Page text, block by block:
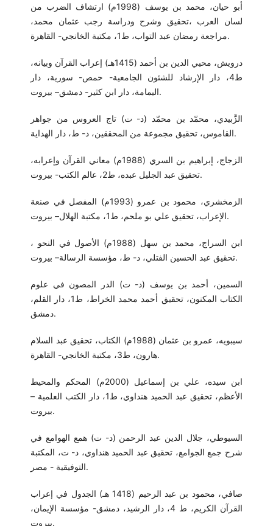
أبو حيان، محمد بن يوسف (1998م) ارتشاف الضرب من
لسان العرب ،تحقيق وشرح ودراسة رجب عثمان محمد،
مراجعة رمضان عبد التواب، ط1، مكتبة الخانجي- القاهرة.
درويش، محيي الدين بن أحمد (1415هـ) إعراب القرآن وبيانه،
ط4، دار الإرشاد للشئون الجامعية- حمص- سورية، دار
اليمامة، دار ابن كثير- دمشق– بيروت.
الزَّبيدي، محمّد بن محمّد (د- ت) تاج العروس من جواهر
القاموس، تحقيق مجموعة من المحققين، د- ط، دار الهداية.
الزجاج، إبراهيم بن السري (1988م) معاني القرآن وإعرابه،
تحقيق عبد الجليل عبده، ط2، عالم الكتب- بيروت.
الزمخشري، محمود بن عمرو (1993م) المفصل في صنعة
الإعراب، تحقيق علي بو ملحم، ط1، مكتبة الهلال– بيروت.
ابن السراج، محمد بن سهل (1988م) الأصول في النحو ،
تحقيق عبد الحسين الفتلي، د- ط، مؤسسة الرسالة– بيروت.
السمين، أحمد بن يوسف (د- ت) الدر المصون في علوم
الكتاب المكنون، تحقيق أحمد محمد الخراط، ط1، دار القلم،
دمشق.
سيبويه، عمرو بن عثمان (1988م) الكتاب، تحقيق عبد السلام
هارون، ط3، مكتبة الخانجي- القاهرة.
ابن سيده، علي بن إسماعيل (2000م) المحكم والمحيط
الأعظم، تحقيق عبد الحميد هنداوي، ط1، دار الكتب العلمية –
بيروت.
السيوطي، جلال الدين عبد الرحمن (د- ت) همع الهوامع في
شرح جمع الجوامع، تحقيق عبد الحميد هنداوي، د- ت، المكتبة
التوفيقية - مصر.
صافي، محمود بن عبد الرحيم (1418 هـ) الجدول في إعراب
القرآن الكريم، ط 4، دار الرشيد، دمشق- مؤسسة الإيمان،
بيروت.